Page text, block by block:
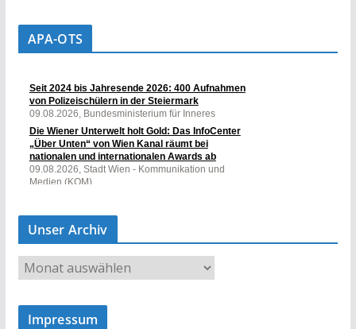
APA-OTS
Unser Archiv
U
n
s
Impressum